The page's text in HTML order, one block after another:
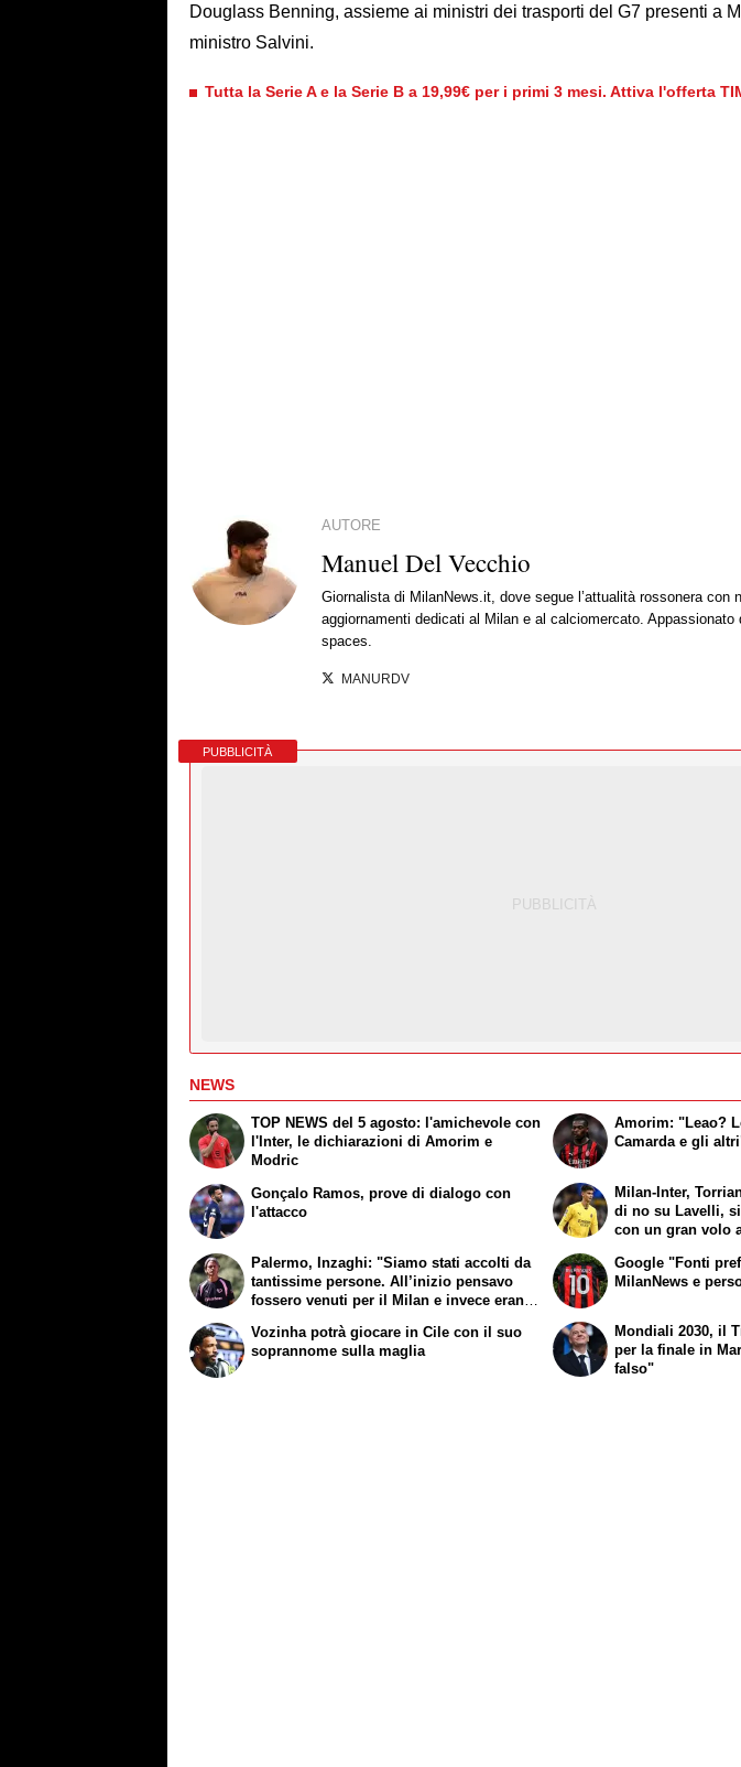
Douglass Benning, assieme ai ministri dei trasporti del G7 presenti a
ministro Salvini.
Tutta la Serie A e la Serie B a 19,99€ per i primi 3 mesi. Attiva l'offerta
AUTORE
Manuel Del Vecchio
Giornalista di MilanNews.it, dove segue l’attualità rossonera con
aggiornamenti dedicati al Milan e al calciomercato. Appassionato
spaces.
MANURDV
PUBBLICITÀ
NEWS
TOP NEWS del 5 agosto: l'amichevole con
l'Inter, le dichiarazioni di Amorim e
Modric
Gonçalo Ramos, prove di dialogo con
l'attacco
Amorim: "Leao?
Camarda e gli
Milan-Inter,
di no su Lavelli,
con un gran volo
Palermo, Inzaghi: "Siamo stati accolti da
tantissime persone. All’inizio pensavo
fossero venuti per il Milan e invece erano
Vozinha potrà giocare in Cile con il suo
soprannome sulla maglia
Google "Fonti
MilanNews e
Mondiali 2030, il
per la finale in
falso"